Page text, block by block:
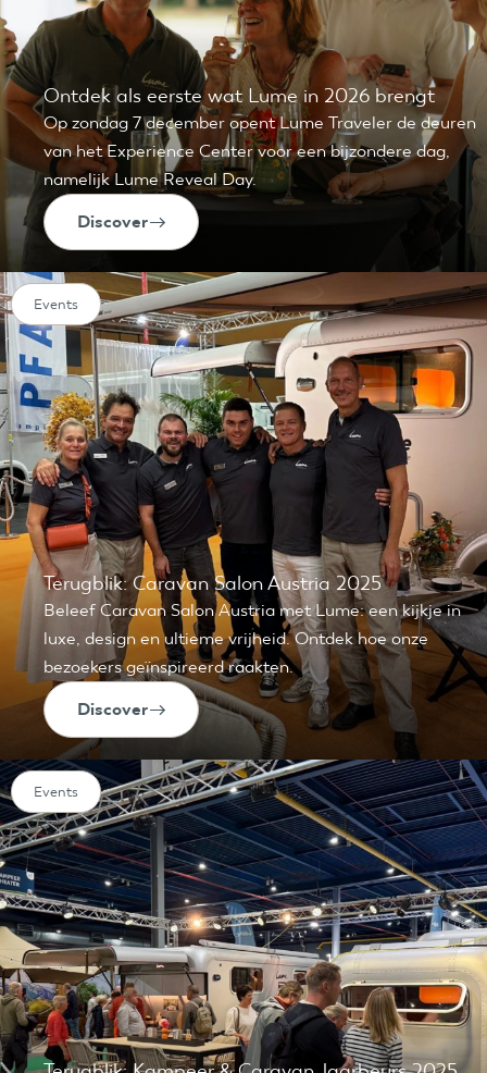
Ontdek als eerste wat Lume in 2026 brengt
Op zondag 7 december opent Lume Traveler de deuren
van het Experience Center voor een bijzondere dag,
namelijk Lume Reveal Day.
Discover
Terugblik: Caravan Salon Austria 2025
Beleef Caravan Salon Austria met Lume: een kijkje in
luxe, design en ultieme vrijheid. Ontdek hoe onze
bezoekers geïnspireerd raakten.
Discover
Events
Events